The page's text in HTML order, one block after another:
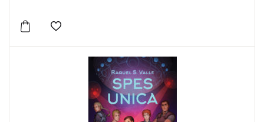
Este producto tiene múltiples variantes. Las
Añadir a la lista de deseos